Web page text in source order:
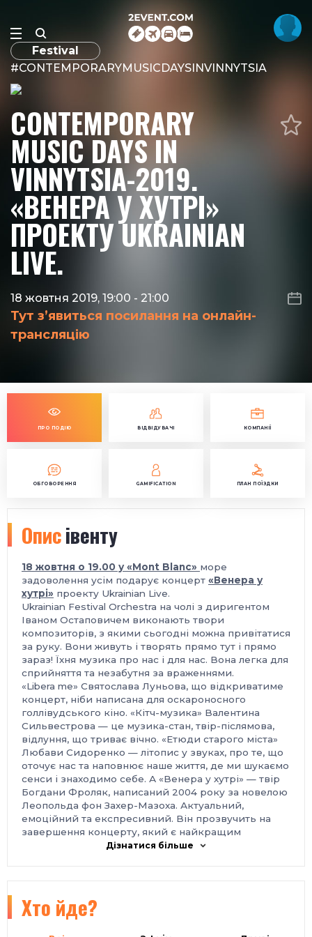
Festival
#CONTEMPORARYMUSICDAYSINVINNYTSIA
CONTEMPORARY
MUSIC DAYS IN
VINNYTSIA-2019.
«ВЕНЕРА У ХУТРІ»
ПРОЕКТУ UKRAINIAN
LIVE.
18 жовтня 2019, 19:00 - 21:00
Тут з’явиться посилання на онлайн-
трансляцію
ПРО ПОДІЮ ВІДВІДУВАЧІ КОМПАНІЇ
ОБГОВОРЕННЯ GAMIFICATION ПЛАН ПОЇЗДКИ
Описівенту
18 жовтня о 19.00 у «Моnt Blanc» море
задоволення усім подарує концерт «Венера у
хутрі» проекту Ukrainian Live.
Ukrainian Festival Orchestra на чолі з диригентом
Іваном Остаповичем виконають твори
композиторів, з якими сьогодні можна привітатися
за руку. Вони живуть і творять прямо тут і прямо
зараз! Їхня музика про нас і для нас. Вона легка для
сприйняття та незабутня за враженнями.
«Libera me» Святослава Луньова, що відкриватиме
концерт, ніби написана для оскароносного
голлівудського кіно. «Кітч-музика» Валентина
Сильвестрова — це музика-стан, твір-післямова,
відлуння, що триває вічно. «Етюди старого міста»
Любави Сидоренко — літопис у звуках, про те, що
оточує нас та наповнює наше життя, де ми шукаємо
сенси і знаходимо себе. А «Венера у хутрі» — твір
Богдани Фроляк, написаний 2004 року за новелою
Леопольда фон Захер-Мазоха. Актуальний,
емоційний та експресивний. Він прозвучить на
завершення концерту, який є найкращим
плейлистом сучасної української класичної музики
Організатори та партнери
ХV Iфестиваль CONTEMPORARY MUSIC DAYS IN
Дізнатися більше
Хто йде?